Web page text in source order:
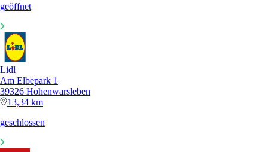
geöffnet
Lidl
Am Elbepark 1
39326 Hohenwarsleben
13,34 km
geschlossen